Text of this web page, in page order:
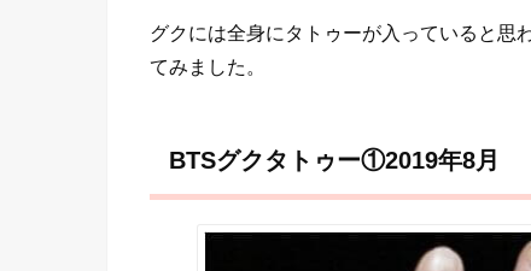
グクには全身にタトゥーが入っていると思
てみました。
BTSグクタトゥー①2019年8月